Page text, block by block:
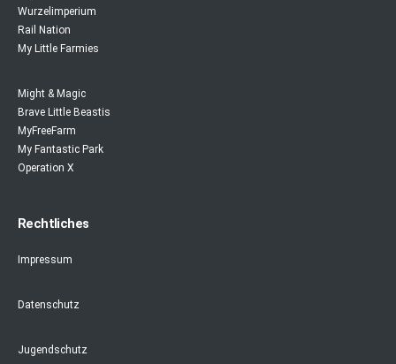
Wurzelimperium
Rail Nation
My Little Farmies
Might & Magic
Brave Little Beastis
MyFreeFarm
My Fantastic Park
Operation X
Rechtliches
Impressum
Datenschutz
Jugendschutz